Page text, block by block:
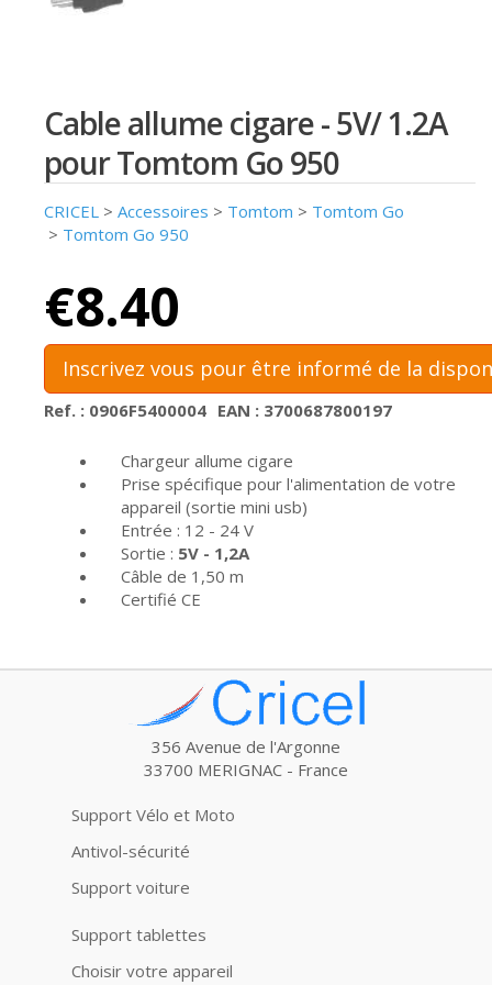
Cable allume cigare - 5V/ 1.2A
pour Tomtom Go 950
CRICEL > Accessoires > Tomtom > Tomtom Go
> Tomtom Go 950
€8.40
Inscrivez vous pour être informé de la
Ref. : 0906F5400004 EAN : 3700687800197
Chargeur allume cigare
Prise spécifique pour l'alimentation de votre
appareil (sortie mini usb)
Entrée : 12 - 24 V
Sortie : 5V - 1,2A
Câble de 1,50 m
Certifié CE
356 Avenue de l'Argonne
33700 MERIGNAC - France
Support Vélo et Moto
Antivol-sécurité
Support voiture
Support tablettes
Choisir votre appareil